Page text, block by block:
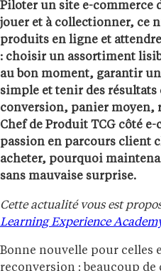
Piloter un site e-commerce
jouer et à collectionner, ce
produits en ligne et
: choisir un assortiment
au bon moment, garantir
simple et tenir des
conversion, panier moyen,
Chef de Produit TCG côté
passion en parcours client
acheter, pourquoi
sans mauvaise surprise.
Cette actualité vous est
Learning Experience
Bonne nouvelle pour celles
reconversion : beaucoup de